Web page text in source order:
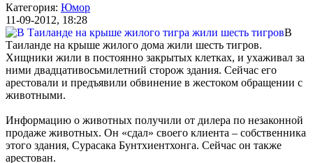
Категория: Юмор
11-09-2012, 18:28
В
Таиланде на крыше жилого дома жили шесть тигров.
Хищники жили в постоянно закрытых клетках, и ухаживал за
ними двадцативосьмилетний сторож здания. Сейчас его
арестовали и предъявили обвинение в жестоком обращении с
животными.
Информацию о животных получили от дилера по незаконной
продаже животных. Он «сдал» своего клиента – собственника
этого здания, Сурасака Бунтхиентхонга. Сейчас он также
арестован.